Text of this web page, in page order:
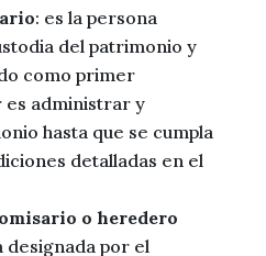
: es la persona
del patrimonio y
como primer
es administrar y
hasta que se cumpla
detalladas en el
o heredero
designada por el